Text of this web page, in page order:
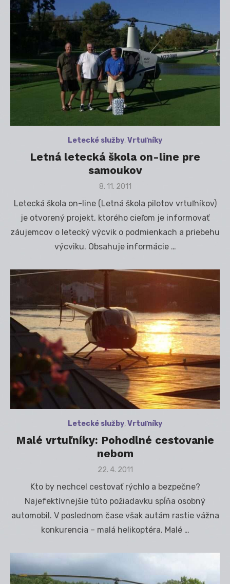
Letecké služby,Vrtuľníky
Letná letecká škola on-line pre
samoukov
Posted
8. 11. 2011
Letecká škola on-line (Letná škola pilotov vrtuľníkov)
je otvorený projekt, ktorého cieľom je informovať
záujemcov o letecký výcvik o podmienkach a priebehu
výcviku. Obsahuje informácie …
Letecké služby,Vrtuľníky
Malé vrtuľníky: Pohodlné cestovanie
nebom
Posted
22. 4. 2011
Kto by nechcel cestovať rýchlo a bezpečne?
Najefektívnejšie túto požiadavku spĺňa osobný
automobil. V poslednom čase však autám rastie vážna
konkurencia – malá helikoptéra. Malé …